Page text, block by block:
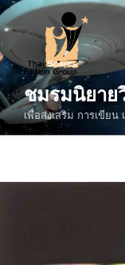
ข้าม
ไป
ยัง
บทความ
ชมรมนิยาย
เพื่อส่งเสริม การเขีย